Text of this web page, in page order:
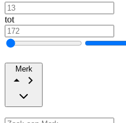
tot
Merk